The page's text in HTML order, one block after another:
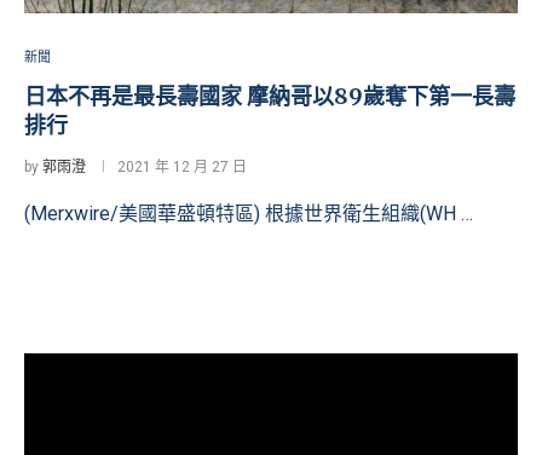
新聞
日本不再是最長壽國家 摩納哥以89歲奪下第一長壽
排行
by 郭雨澄 2021 年 12 月 27 日
(Merxwire/美國華盛頓特區) 根據世界衛生組織(WH …